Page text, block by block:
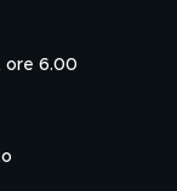
ore 6.00